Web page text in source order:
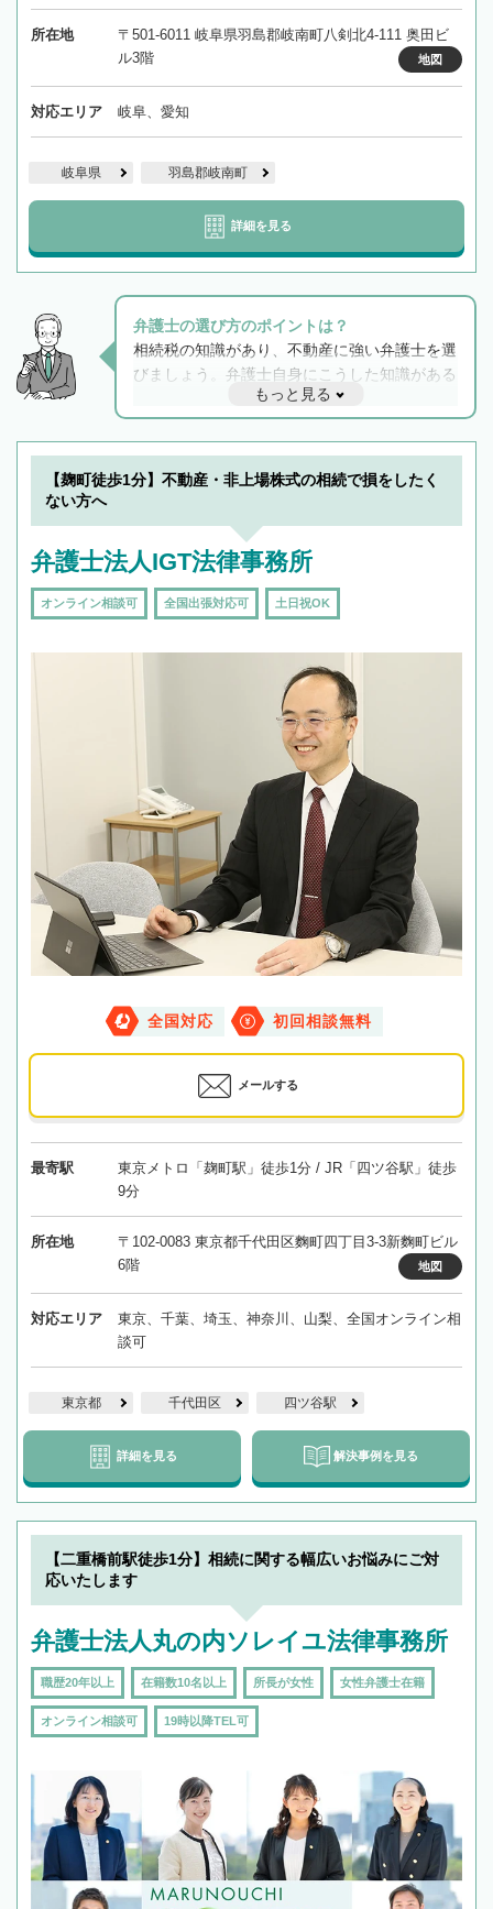
所在地
〒501-6011 岐阜県羽島郡岐南町八剣北4-111 奥田ビ
ル3階
地図
対応エリア 岐阜、愛知
岐阜県 羽島郡岐南町
詳細を見る
弁護士の選び方のポイントは？
相続税の知識があり、不動産に強い弁護士を選
びましょう。弁護士自身にこうした知識がある
と他士業との連携もスムーズに進み、トラブル
解決のみならず相続をトータルで任せることが
できます。また、相続は感情がからむ分野なの
でフィーリングも重要です。実際に電話や面談
で複数の弁護士と会話をしてウマが合う方に依
もっと見る
【麹町徒歩1分】不動産・非上場株式の相続で損をしたく
ない方へ
弁護士法人IGT法律事務所
オンライン相談可 全国出張対応可 土日祝OK
全国対応 初回相談無料
メールする
最寄駅
東京メトロ「麹町駅」徒歩1分 / JR「四ツ谷駅」徒歩
9分
所在地
〒102-0083 東京都千代田区麴町四丁目3-3新麴町ビル
6階
地図
対応エリア
東京、千葉、埼玉、神奈川、山梨、全国オンライン相
談可
東京都 千代田区 四ツ谷駅
詳細を見る 解決事例を見る
【二重橋前駅徒歩1分】相続に関する幅広いお悩みにご対
応いたします
弁護士法人丸の内ソレイユ法律事務所
職歴20年以上 在籍数10名以上 所長が女性 女性弁護士在籍
オンライン相談可 19時以降TEL可